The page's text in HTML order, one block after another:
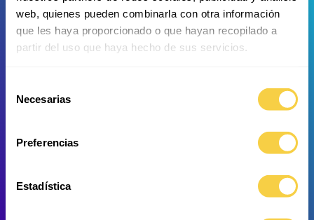
web, quienes pueden combinarla con otra información
que les haya proporcionado o que hayan recopilado a
partir del uso que haya hecho de sus servicios.
Necesarias
Preferencias
Estadística
Pez tetra ciego